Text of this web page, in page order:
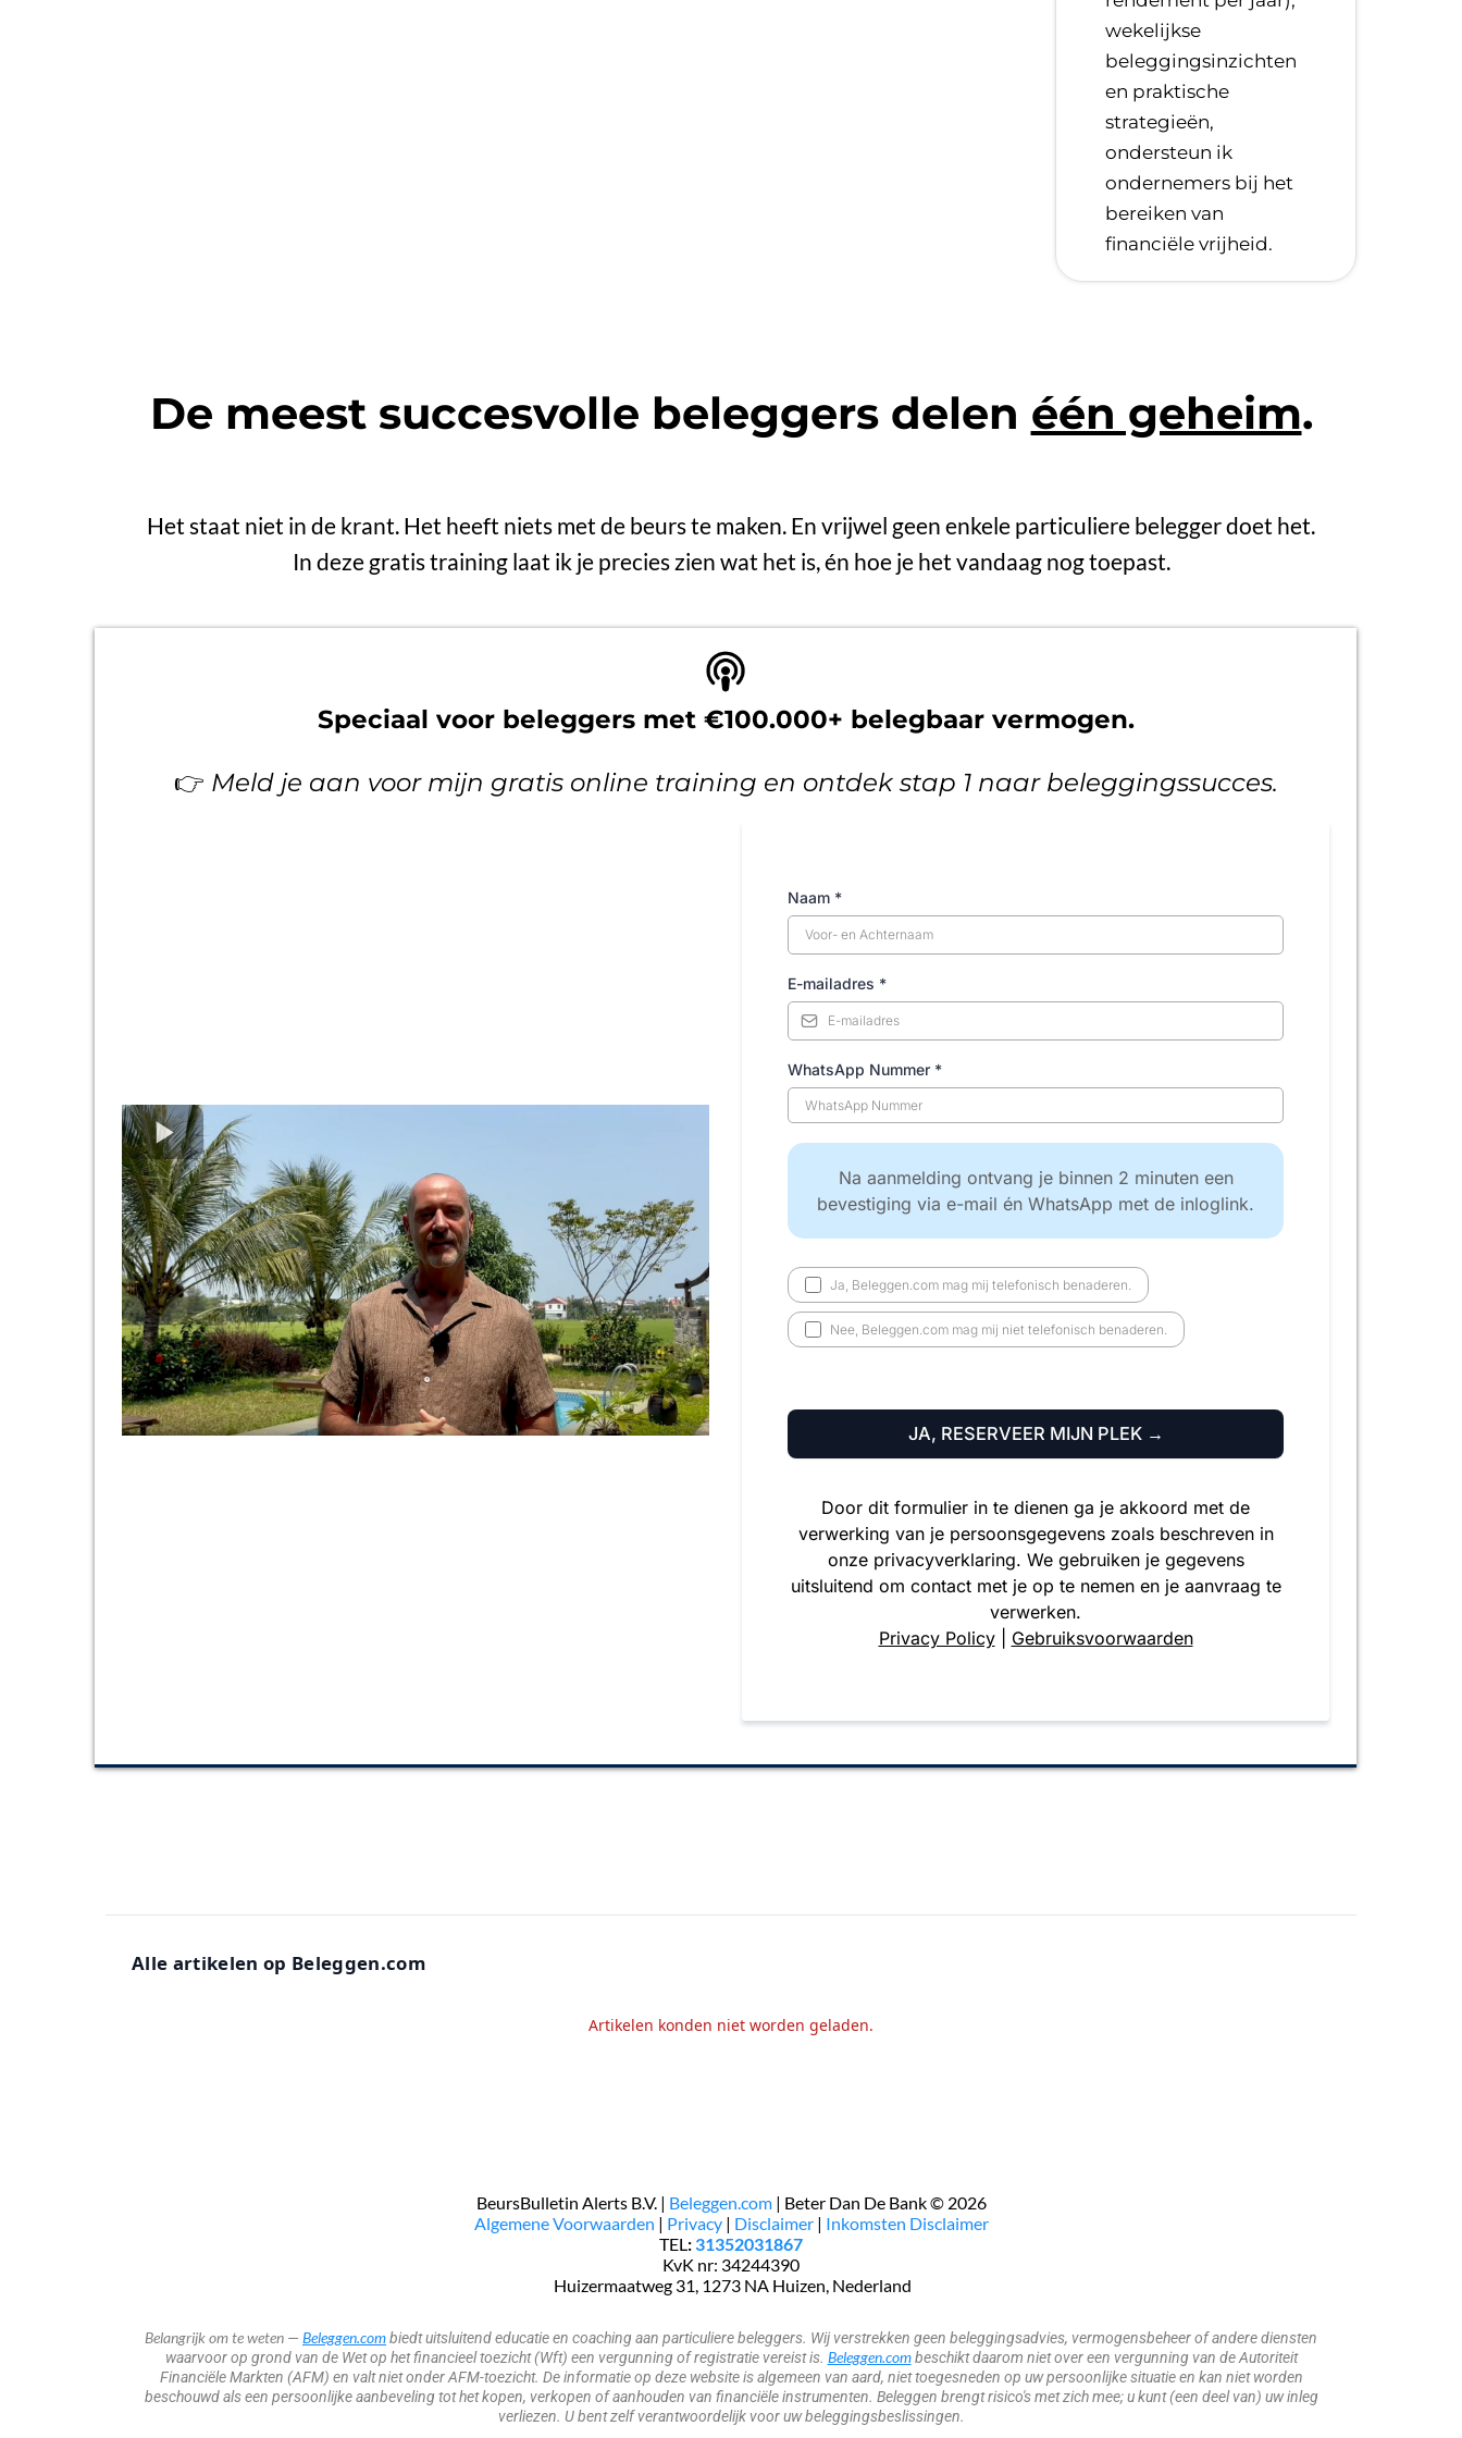
wekelijkse
beleggingsinzichten
en praktische
strategieën,
ondersteun ik
ondernemers bij het
bereiken van
financiële vrijheid.
De meest succesvolle beleggers delen één geheim.
Het staat niet in de krant. Het heeft niets met de beurs te maken. En vrijwel geen enkele particuliere belegger doet het.
In deze gratis training laat ik je precies zien wat het is, én hoe je het vandaag nog toepast.
Speciaal voor beleggers met €100.000+ belegbaar vermogen.
👉 Meld je aan voor mijn gratis online training en ontdek stap 1 naar beleggingssucces.
Naam *
E-mailadres *
WhatsApp Nummer *
Na aanmelding ontvang je binnen 2 minuten een
bevestiging via e-mail én WhatsApp met de inloglink.
Ja, Beleggen.com mag mij telefonisch benaderen.
Nee, Beleggen.com mag mij niet telefonisch benaderen.
JA, RESERVEER MIJN PLEK →
Door dit formulier in te dienen ga je akkoord met de
verwerking van je persoonsgegevens zoals beschreven in
onze privacyverklaring. We gebruiken je gegevens
uitsluitend om contact met je op te nemen en je aanvraag te
verwerken.
Privacy Policy| Gebruiksvoorwaarden
Alle artikelen op Beleggen.com
Artikelen konden niet worden geladen.
BeursBulletin Alerts B.V. | Beleggen.com| Beter Dan De Bank © 2026
​Algemene Voorwaarden | Privacy | Disclaimer | Inkomsten Disclaimer
TEL : 31352031867
KvK nr: 34244390
​​​ Huizermaatweg 31, 1273 NA Huizen, Nederland
Belangrijk om te weten — Beleggen.combiedt uitsluitend educatie en coaching aan particuliere beleggers. Wij verstrekken geen beleggingsadvies, vermogensbeheer of andere diensten
waarvoor op grond van de Wet op het financieel toezicht (Wft) een vergunning of registratie vereist is. Beleggen.combeschikt daarom niet over een vergunning van de Autoriteit
Financiële Markten (AFM) en valt niet onder AFM-toezicht. De informatie op deze website is algemeen van aard, niet toegesneden op uw persoonlijke situatie en kan niet worden
beschouwd als een persoonlijke aanbeveling tot het kopen, verkopen of aanhouden van financiële instrumenten. Beleggen brengt risico's met zich mee; u kunt (een deel van) uw inleg
verliezen. U bent zelf verantwoordelijk voor uw beleggingsbeslissingen.